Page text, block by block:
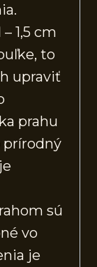
1,5 cm
to
upraviť
prahu
prírodný
sú
vo
je